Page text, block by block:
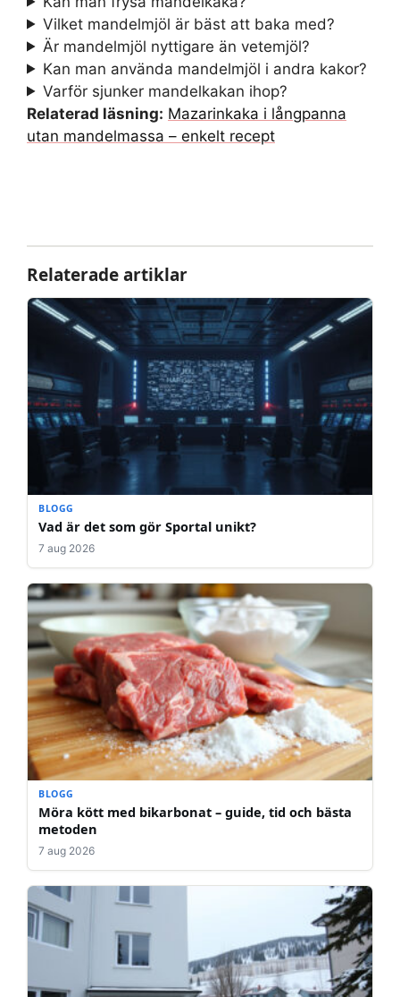
Vilket mandelmjöl är bäst att baka med?
Är mandelmjöl nyttigare än vetemjöl?
Kan man använda mandelmjöl i andra kakor?
Varför sjunker mandelkakan ihop?
Relaterad läsning: Mazarinkaka i långpanna
utan mandelmassa – enkelt recept
Relaterade artiklar
BLOGG
Vad är det som gör Sportal unikt?
7 aug 2026
BLOGG
Möra kött med bikarbonat – guide, tid och bästa
metoden
7 aug 2026